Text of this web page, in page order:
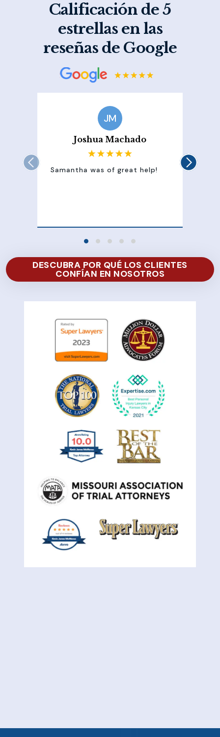
Calificación de 5
estrellas en las
reseñas de Google
JM
Joshua Machado
Samantha was of great help!
DESCUBRA POR QUÉ LOS CLIENTES
CONFÍAN EN NOSOTROS